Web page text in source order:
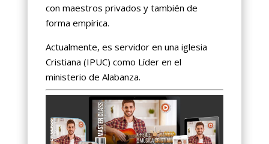
con maestros privados y también de
forma empírica.
Actualmente, es servidor en una iglesia
Cristiana (IPUC) como Líder en el
ministerio de Alabanza.